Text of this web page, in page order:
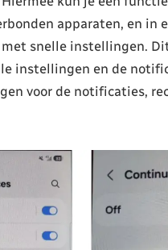
apparaten, en in
snelle instellingen.
instellingen en de
voor de notificaties,